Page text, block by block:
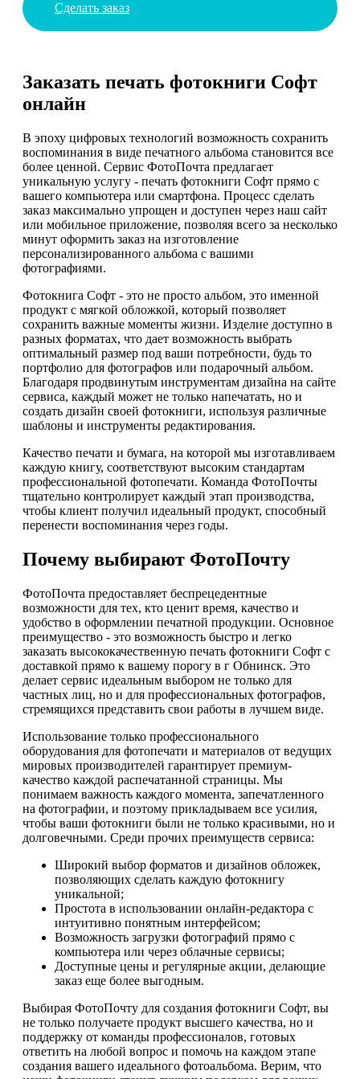
Сделать заказ
Заказать печать фотокниги Софт
онлайн
В эпоху цифровых технологий возможность сохранить
воспоминания в виде печатного альбома становится все
более ценной. Сервис ФотоПочта предлагает
уникальную услугу - печать фотокниги Софт прямо с
вашего компьютера или смартфона. Процесс сделать
заказ максимально упрощен и доступен через наш сайт
или мобильное приложение, позволяя всего за несколько
минут оформить заказ на изготовление
персонализированного альбома с вашими
фотографиями.
Фотокнига Софт - это не просто альбом, это именной
продукт с мягкой обложкой, который позволяет
сохранить важные моменты жизни. Изделие доступно в
разных форматах, что дает возможность выбрать
оптимальный размер под ваши потребности, будь то
портфолио для фотографов или подарочный альбом.
Благодаря продвинутым инструментам дизайна на сайте
сервиса, каждый может не только напечатать, но и
создать дизайн своей фотокниги, используя различные
шаблоны и инструменты редактирования.
Качество печати и бумага, на которой мы изготавливаем
каждую книгу, соответствуют высоким стандартам
профессиональной фотопечати. Команда ФотоПочты
тщательно контролирует каждый этап производства,
чтобы клиент получил идеальный продукт, способный
перенести воспоминания через годы.
Почему выбирают ФотоПочту
ФотоПочта предоставляет беспрецедентные
возможности для тех, кто ценит время, качество и
удобство в оформлении печатной продукции. Основное
преимущество - это возможность быстро и легко
заказать высококачественную печать фотокниги Софт с
доставкой прямо к вашему порогу в г Обнинск. Это
делает сервис идеальным выбором не только для
частных лиц, но и для профессиональных фотографов,
стремящихся представить свои работы в лучшем виде.
Использование только профессионального
оборудования для фотопечати и материалов от ведущих
мировых производителей гарантирует премиум-
качество каждой распечатанной страницы. Мы
понимаем важность каждого момента, запечатленного
на фотографии, и поэтому прикладываем все усилия,
чтобы ваши фотокниги были не только красивыми, но и
долговечными. Среди прочих преимуществ сервиса:
Широкий выбор форматов и дизайнов обложек,
позволяющих сделать каждую фотокнигу
уникальной;
Простота в использовании онлайн-редактора с
интуитивно понятным интерфейсом;
Возможность загрузки фотографий прямо с
компьютера или через облачные сервисы;
Доступные цены и регулярные акции, делающие
заказ еще более выгодным.
Выбирая ФотоПочту для создания фотокниги Софт, вы
не только получаете продукт высшего качества, но и
поддержку от команды профессионалов, готовых
ответить на любой вопрос и помочь на каждом этапе
создания вашего идеального фотоальбома. Верим, что